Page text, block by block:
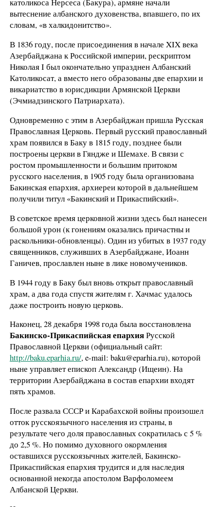
католикоса Нерсеса (Бакура), армяне начали
вытеснение албанского духовенства, впавшего, по их
словам, «в халкидонитство».
В 1836 году, после присоединения в начале XIX века
Азербайджана к Российской империи, рескриптом
Николая I был окончательно упразднен Албанский
Католикосат, а вместо него образованы две епархии и
викариатство в юрисдикции Армянской Церкви
(Эчмиадзинского Патриархата).
Одновременно с этим в Азербайджан пришла Русская
Православная Церковь. Первый русский православный
храм появился в Баку в 1815 году, позднее были
построены церкви в Гяндже и Шемахе. В связи с
ростом промышленности и большим притоком
русского населения, в 1905 году была организована
Бакинская епархия, архиереи которой в дальнейшем
получили титул «Бакинский и Прикаспийский».
В советское время церковной жизни здесь был нанесен
большой урон (к гонениям оказались причастны и
раскольники-обновленцы). Один из убитых в 1937 году
священников, служивших в Азербайджане, Иоанн
Ганичев, прославлен ныне в лике новомучеников.
В 1944 году в Баку был вновь открыт православный
храм, а два года спустя жителям г. Хачмас удалось
даже построить новую церковь.
Наконец, 28 декабря 1998 года была восстановлена
Бакинско-Прикаспийская епархияРусской
Православной Церкви (официальный сайт:
http://baku.eparhia.ru/, e-mail: baku@eparhia.ru), которой
ныне управляет епископ Александр (Ищеин). На
территории Азербайджана в состав епархии входят
пять храмов.
После развала СССР и Карабахской войны произошел
отток русскоязычного населения из страны, в
результате чего доля православных сократилась с 5 %
до 2,5 %. Но помимо духовного окормления
оставшихся русскоязычных жителей, Бакинско-
Прикаспийская епархия трудится и для наследия
основанной некогда апостолом Варфоломеем
Албанской Церкви.